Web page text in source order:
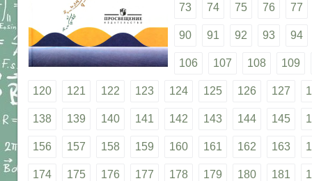
73 74 75 76 77
90 91 92 93 94
106 107 108 109
120 121 122 123 124 125 126 127
138 139 140 141 142 143 144 145
156 157 158 159 160 161 162 163
174 175 176 177 178 179 180 181